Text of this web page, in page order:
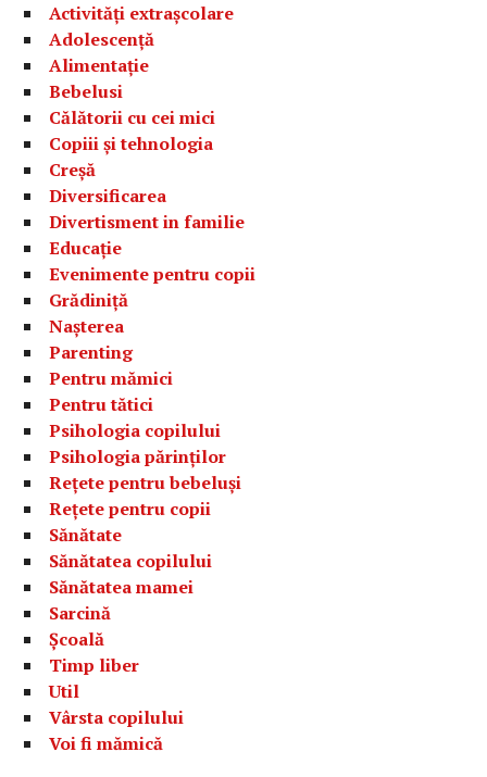
Activități extrașcolare
Adolescență
Alimentație
Bebelusi
Călătorii cu cei mici
Copiii și tehnologia
Creșă
Diversificarea
Divertisment in familie
Educație
Evenimente pentru copii
Grădiniță
Nașterea
Parenting
Pentru mămici
Pentru tătici
Psihologia copilului
Psihologia părinților
Rețete pentru bebeluși
Rețete pentru copii
Sănătate
Sănătatea copilului
Sănătatea mamei
Sarcină
Școală
Timp liber
Util
Vârsta copilului
Voi fi mămică